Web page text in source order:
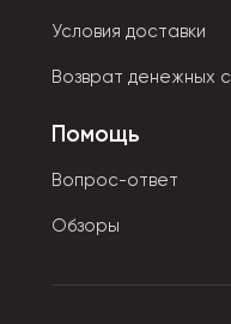
слоем из флиса,
дополнительные
манжеты для
Условия доставки
Возврат денежных
Помощь
Вопрос-ответ
Обзоры